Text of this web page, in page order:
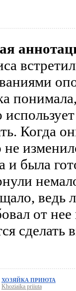
Когда
не
и была
от
ХОЗЯЙКА ПРИЮТА
Khoziaika priiuta